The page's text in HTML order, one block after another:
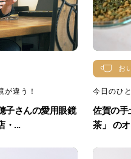
が違う！
子さんの愛用眼鏡
・...
お
今日のひ
佐賀の手
茶」 の